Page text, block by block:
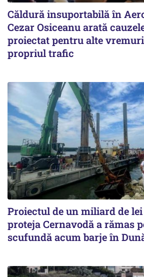
Căldură insuportabilă în
Cezar Osiceanu arată
proiectat pentru alte
propriul trafic
Proiectul de un miliard de
proteja Cernavodă a rămas
scufundă acum barje în